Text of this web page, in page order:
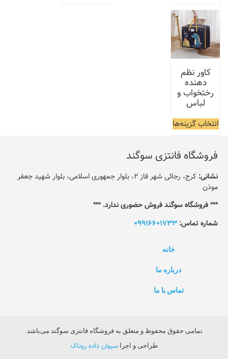
کاور نظم
دهنده
رختخواب و
لباس
انتخاب گزینه‌ها
فروشگاه فانتزی سوگند
نشانی:
کرج، رجائی شهر فاز 2، بلوار جمهوری اسلامی، بلوار شهید جعفر
موذن
*** فروشگاه سوگند فروش حضوری ندارد. ***
شماره تماس: 09916601733
خانه
درباره ما
تماس با ما
تمامی حقوق محفوظ و متعلق به فروشگاه فانتزی سوگند می‌باشد.
طراحی و اجراسیوان داده روناک